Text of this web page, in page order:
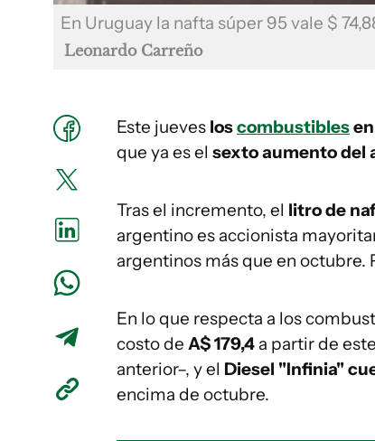
En Uruguay la nafta súper 95 vale $
Leonardo Carreño
Este jueves loscombustiblesen
que ya es el sexto aumento del
Tras el incremento, el litro de
argentino es accionista
argentinos más que en octubre.
En lo que respecta a los
costo de A$ 179,4 a partir de
anterior–, y el Diesel "Infinia"
encima de octubre.